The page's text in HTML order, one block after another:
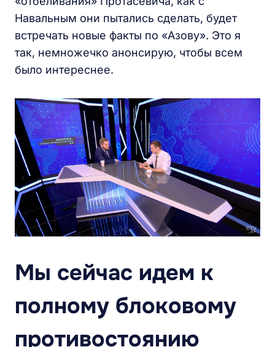
Навальным они пытались сделать, будет
встречать новые факты по «Азову». Это я
так, немножечко анонсирую, чтобы всем
было интереснее.
Мы сейчас идем к
полному блоковому
противостоянию